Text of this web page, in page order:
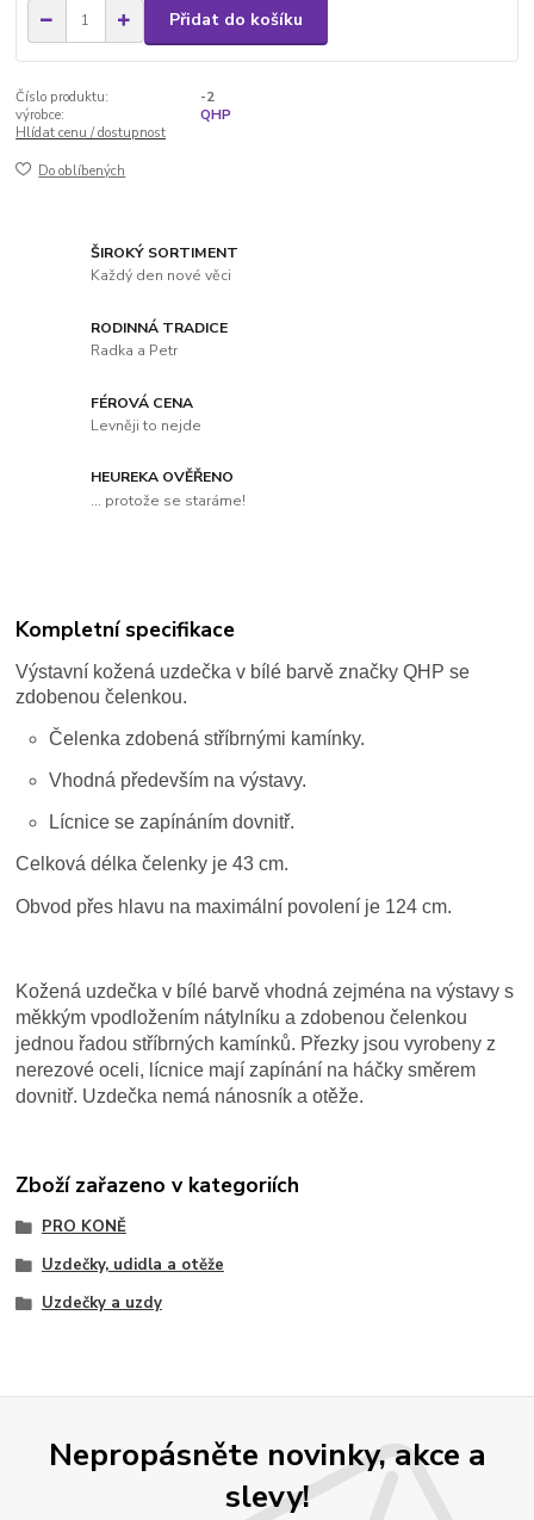
Přidat do košíku
Číslo produktu:
-2
výrobce:
QHP
Hlídat cenu / dostupnost
Do oblíbených
ŠIROKÝ SORTIMENT
Každý den nové věci
RODINNÁ TRADICE
Radka a Petr
FÉROVÁ CENA
Levněji to nejde
HEUREKA OVĚŘENO
... protože se staráme!
Kompletní specifikace
Výstavní kožená uzdečka v bílé barvě značky QHP se
zdobenou čelenkou.
Čelenka zdobená stříbrnými kamínky.
Vhodná především na výstavy.
Lícnice se zapínáním dovnitř.
Celková délka čelenky je 43 cm.
Obvod přes hlavu na maximální povolení je 124 cm.
Kožená uzdečka v bílé barvě vhodná zejména na výstavy s
měkkým vpodložením nátylníku a zdobenou čelenkou
jednou řadou stříbrných kamínků. Přezky jsou vyrobeny z
nerezové oceli, lícnice mají zapínání na háčky směrem
dovnitř. Uzdečka nemá nánosník a otěže.
Zboží zařazeno v kategoriích
PRO KONĚ
Uzdečky, udidla a otěže
Uzdečky a uzdy
Nepropásněte novinky, akce a
slevy!